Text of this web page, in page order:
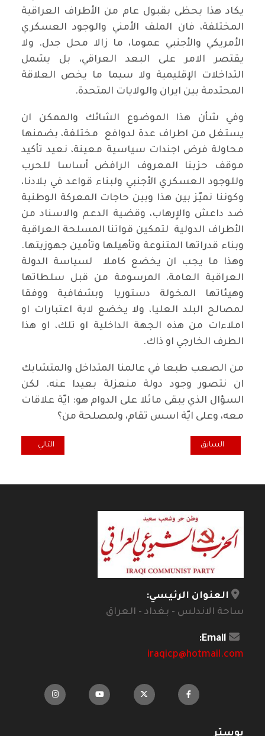
يكاد هذا يحظى بقبول عام من الأطراف العراقية
المختلفة، فان الملف الأمني والوجود العسكري
الأمريكي والأجنبي عموما، ما زالا محل جدل. ولا
يقتصر الامر على البعد العراقي، بل يشمل
التداخلات الإقليمية ولا سيما ما يخص العلاقة
المحتدمة بين ايران والولايات المتحدة.
وفي شأن هذا الموضوع الشائك والممكن ان
يستغل من اطراف عدة لدوافع مختلفة، بضمنها
محاولة فرض اجندات سياسية معينة، نعيد تأكيد
موقف حزبنا المعروف الرافض أساسا للحرب
وللوجود العسكري الأجنبي ولبناء قواعد في بلادنا،
وكوننا نميّز بين هذا وبين حاجات المعركة الوطنية
ضد داعش والاٍرهاب، وقضية الدعم والاسناد من
الأطراف الدولية لتمكين قواتنا المسلحة العراقية
وبناء قدراتها المتنوعة وتأهيلها وتأمين جهوزيتها.
وهذا ما يجب ان يخضع كاملا لسياسة الدولة
العراقية العامة، المرسومة من قبل سلطاتها
وهيئاتها المخولة دستوريا وبشفافية ووفقا
لمصالح البلد العليا، ولا يخضع لاية اعتبارات او
املاءات من هذه الجهة الداخلية او تلك، او هذا
الطرف الخارجي او ذاك.
من الصعب طبعا في عالمنا المتداخل والمتشابك
ان نتصور وجود دولة منعزلة بعيدا عنه. لكن
السؤال الذي يبقى ماثلا على الدوام هو: ايّة علاقات
معه، وعلى ايّة اسس تقام، ولمصلحة من؟
المقال السابق: المكتب السياسي للحزب الشيوعي العراقي : اوقفوا حملة
السابق المقال التالي:
التالي
العنوان الرئيسي:
ساحة الاندلس - بغداد - العراق
Email:
iraqicp@hotmail.com
بوستر